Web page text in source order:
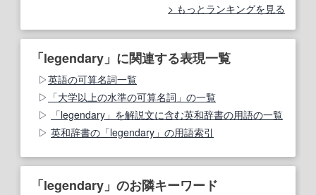
もっとランキングを見る
「legendary」に関連する表現一覧
英語の可算名詞一覧
「大学以上の水準の可算名詞」の一覧
「legendary」を解説文に含む英和辞書の用語の一覧
英和辞書の「legendary」の用語索引
「legendary」のお隣キーワード